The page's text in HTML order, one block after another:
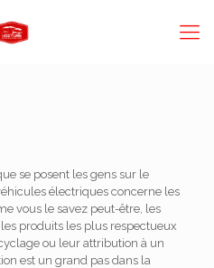
se posent les gens sur le
électriques concerne les
vous le savez peut-être, les
produits les plus respectueux
ou leur attribution à un
est un grand pas dans la